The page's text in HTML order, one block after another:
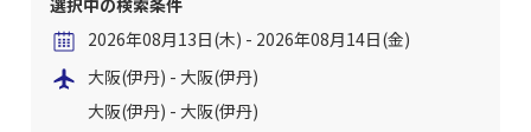
選択中の検索条件
2026年08月13日(木) - 2026年08月14日(金)
大阪(伊丹) - 大阪(伊丹)
大阪(伊丹) - 大阪(伊丹)